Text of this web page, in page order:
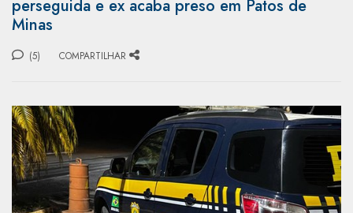
perseguida e ex acaba preso em Patos de
Minas
(5) COMPARTILHAR